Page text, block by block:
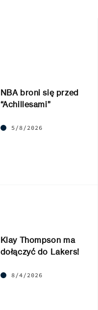
NBA broni się przed
“Achillesami”
5/8/2026
Klay Thompson ma
dołączyć do Lakers!
8/4/2026